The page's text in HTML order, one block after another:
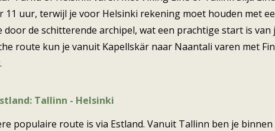
11 uur, terwijl je voor Helsinki rekening moet houden met
door de schitterende archipel, wat een prachtige start is
route kun je vanuit Kapellskär naar Naantali varen met
Tallinn - Helsinki
populaire route is via Estland. Vanuit Tallinn ben je